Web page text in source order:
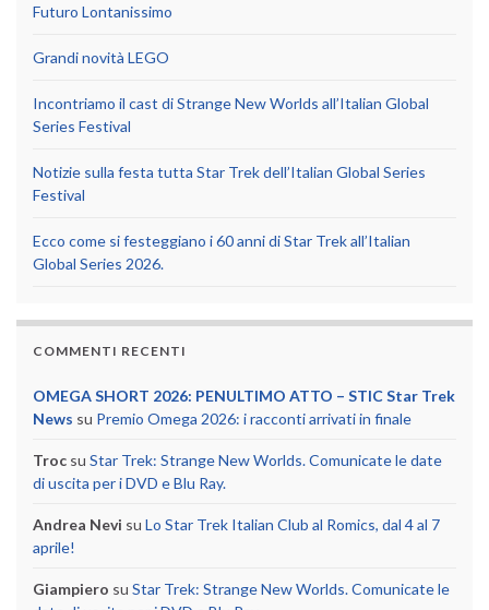
Futuro Lontanissimo
Grandi novità LEGO
Incontriamo il cast di Strange New Worlds all’Italian Global
Series Festival
Notizie sulla festa tutta Star Trek dell’Italian Global Series
Festival
Ecco come si festeggiano i 60 anni di Star Trek all’Italian
Global Series 2026.
COMMENTI RECENTI
OMEGA SHORT 2026: PENULTIMO ATTO – STIC Star Trek
News su Premio Omega 2026: i racconti arrivati in finale
Troc su Star Trek: Strange New Worlds. Comunicate le date
di uscita per i DVD e Blu Ray.
Andrea Nevi su Lo Star Trek Italian Club al Romics, dal 4 al 7
aprile!
Giampiero su Star Trek: Strange New Worlds. Comunicate le